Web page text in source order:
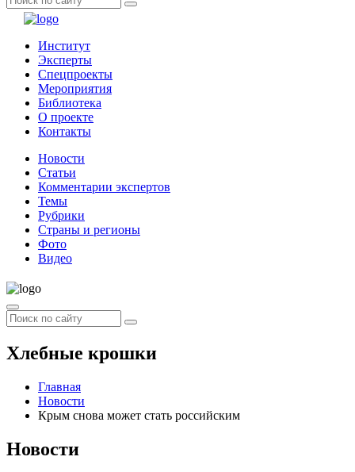
Институт
Эксперты
Спецпроекты
Мероприятия
Библиотека
О проекте
Контакты
Новости
Статьи
Комментарии экспертов
Темы
Рубрики
Страны и регионы
Фото
Видео
Хлебные крошки
Главная
Новости
Крым снова может стать российским
Новости